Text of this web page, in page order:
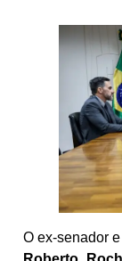
O ex-senador